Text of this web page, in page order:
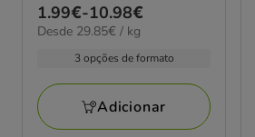
Preço
de
1.99€
10.98€
1.99€-10.98€
29.85€
Desde 29.85€ / kg
3 opções de formato
Adicionar